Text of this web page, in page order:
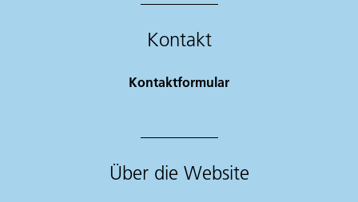
Kontakt
Kontaktformular
Über die Website